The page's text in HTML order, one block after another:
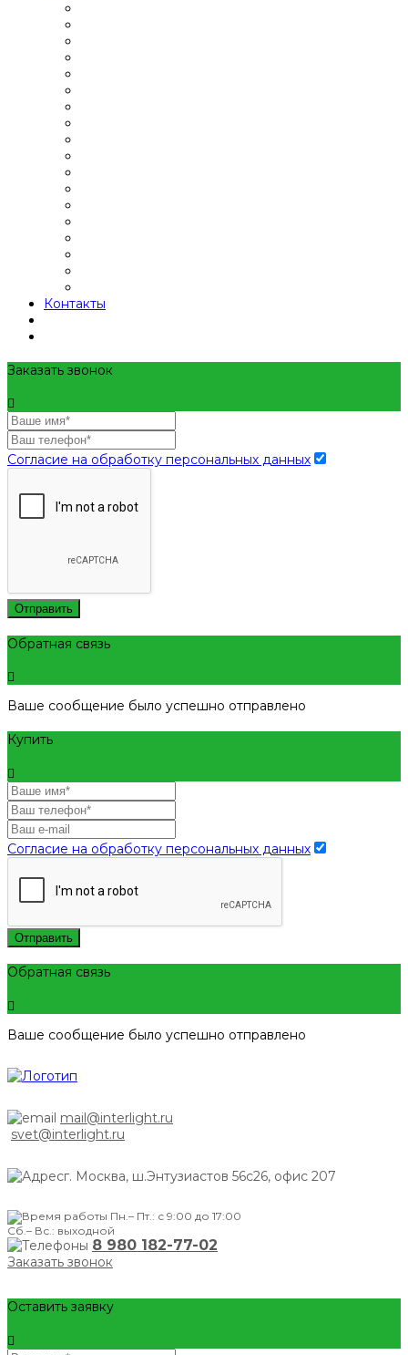
Контакты
Заказать звонок
Согласие на обработку персональных данных
Отправить
Обратная связь
Ваше сообщение было успешно отправлено
Купить
Согласие на обработку персональных данных
Отправить
Обратная связь
Ваше сообщение было успешно отправлено
mail@interlight.ru
svet@interlight.ru
г. Москва, ш.Энтузиастов 56с26, офис 207
Пн.– Пт.: с 9:00 до 17:00
Сб.– Вс.: выходной
8 980 182-77-02
Заказать звонок
Оставить заявку